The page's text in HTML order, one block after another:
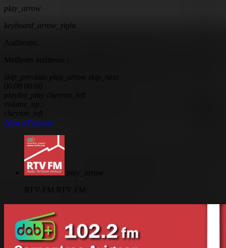
play_arrow
keyboard_arrow_right
Auditeurs:
Aller à l'album